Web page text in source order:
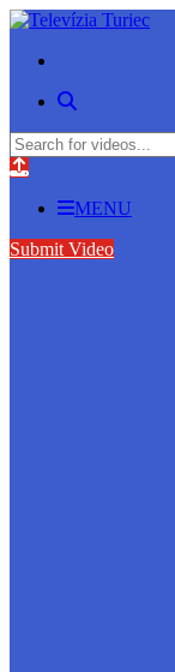
MENU
Submit Video